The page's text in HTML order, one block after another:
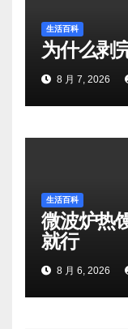
生活百科
为什么剥
8 月 7, 2026
生活百科
微波炉热
就行
8 月 6, 2026